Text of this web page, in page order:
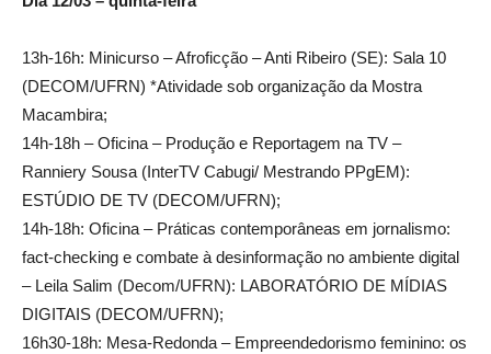
13h-16h: Minicurso – Afroficção – Anti Ribeiro (SE): Sala 10
(DECOM/UFRN) *Atividade sob organização da Mostra
Macambira;
14h-18h – Oficina – Produção e Reportagem na TV –
Ranniery Sousa (InterTV Cabugi/ Mestrando PPgEM):
ESTÚDIO DE TV (DECOM/UFRN);
14h-18h: Oficina – Práticas contemporâneas em jornalismo:
fact-checking e combate à desinformação no ambiente digital
– Leila Salim (Decom/UFRN): LABORATÓRIO DE MÍDIAS
DIGITAIS (DECOM/UFRN);
16h30-18h: Mesa-Redonda – Empreendedorismo feminino: os